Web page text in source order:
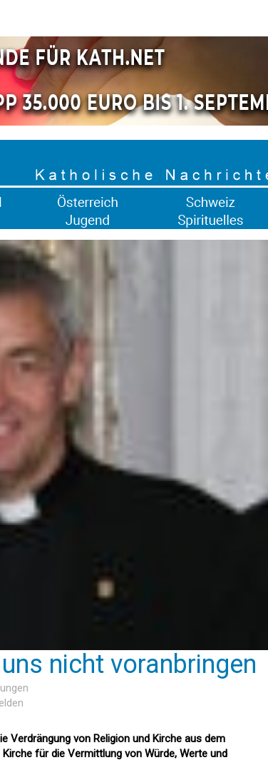
nicht voranbringen
Verdrängung von Religion und Kirche aus dem
für die Vermittlung von Würde, Werte und